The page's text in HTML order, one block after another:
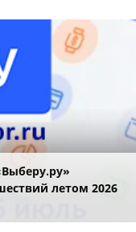
летом 2026